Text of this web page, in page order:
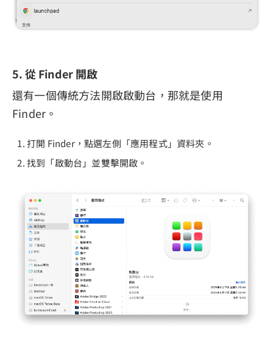
5. 從 Finder 開啟
還有一個傳統方法開啟啟動台，那就是使用
Finder。
打開 Finder，點選左側「應用程式」資料夾。
找到「啟動台」並雙擊開啟。